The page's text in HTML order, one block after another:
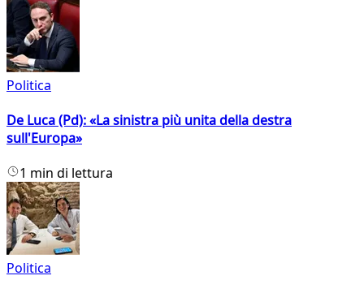
Politica
De Luca (Pd): «La sinistra più unita della destra
sull'Europa»
1 min di lettura
Politica